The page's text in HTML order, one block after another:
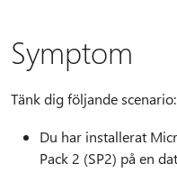
Symptom
Tänk dig följande scenario:
Du har installerat
Pack 2 (SP2) på en